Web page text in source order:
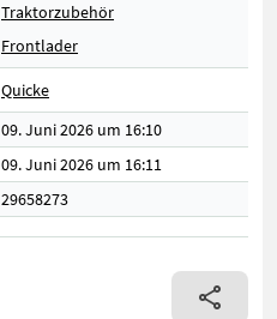
Traktorzubehör
Frontlader
Quicke
09. Juni 2026 um 16:10
09. Juni 2026 um 16:11
29658273